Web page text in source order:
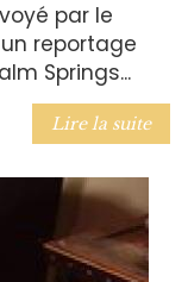
par le
reportage
Springs...
Lire la suite